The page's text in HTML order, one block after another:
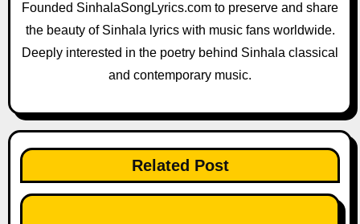
t
i
n
Founded SinhalaSongLyrics.com to preserve and share
the beauty of Sinhala lyrics with music fans worldwide.
Deeply interested in the poetry behind Sinhala classical
and contemporary music.
Related Post